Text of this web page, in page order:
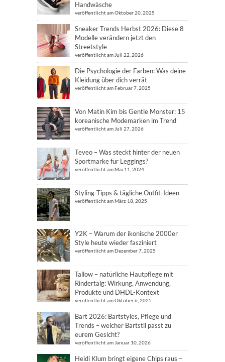
Handwäsche
veröffentlicht am Oktober 20, 2025
Sneaker Trends Herbst 2026: Diese 8
Modelle verändern jetzt den
Streetstyle
veröffentlicht am Juli 22, 2026
Die Psychologie der Farben: Was deine
Kleidung über dich verrät
veröffentlicht am Februar 7, 2025
Von Matin Kim bis Gentle Monster: 15
koreanische Modemarken im Trend
veröffentlicht am Juli 27, 2026
Teveo – Was steckt hinter der neuen
Sportmarke für Leggings?
veröffentlicht am Mai 11, 2024
Styling-Tipps & tägliche Outfit-Ideen
veröffentlicht am März 18, 2025
Y2K – Warum der ikonische 2000er
Style heute wieder fasziniert
veröffentlicht am Dezember 7, 2025
Tallow – natürliche Hautpflege mit
Rindertalg: Wirkung, Anwendung,
Produkte und DHDL-Kontext
veröffentlicht am Oktober 6, 2025
Bart 2026: Bartstyles, Pflege und
Trends – welcher Bartstil passt zu
eurem Gesicht?
veröffentlicht am Januar 10, 2026
Heidi Klum bringt eigene Chips raus –